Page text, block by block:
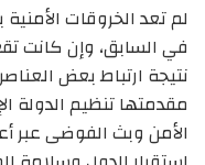
لم تعد الخروقات
في السابق، وإن كانت
نتيجة ارتباط بعض
مقدمتها تنظيم الدولة
الأمن وبث الفوضى عبر